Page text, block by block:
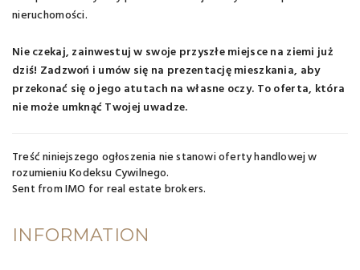
nieruchomości.
Nie czekaj, zainwestuj w swoje przyszłe miejsce na ziemi już
dziś! Zadzwoń i umów się na prezentację mieszkania, aby
przekonać się o jego atutach na własne oczy. To oferta, która
nie może umknąć Twojej uwadze.
Treść niniejszego ogłoszenia nie stanowi oferty handlowej w
rozumieniu Kodeksu Cywilnego.
Sent fromIMO for real estate brokers.
INFORMATION